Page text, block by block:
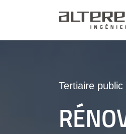
Tertiaire public